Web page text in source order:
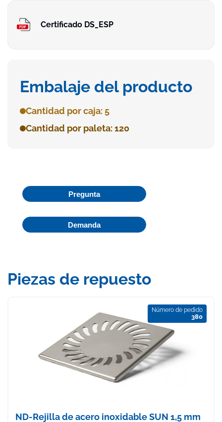
Certificado DS_ESP
Embalaje del producto
Cantidad por caja: 5
Cantidad por paleta: 120
Pregunta
Demanda
Piezas de repuesto
Número de pedido
380
ND-Rejilla de acero inoxidable SUN 1,5 mm